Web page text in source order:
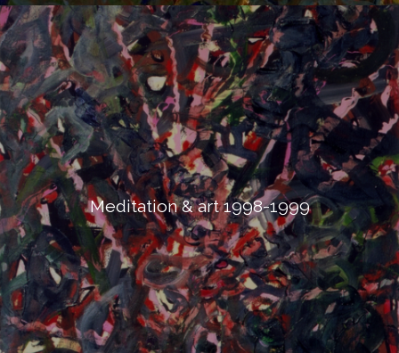
Meditation & art 1998-1999